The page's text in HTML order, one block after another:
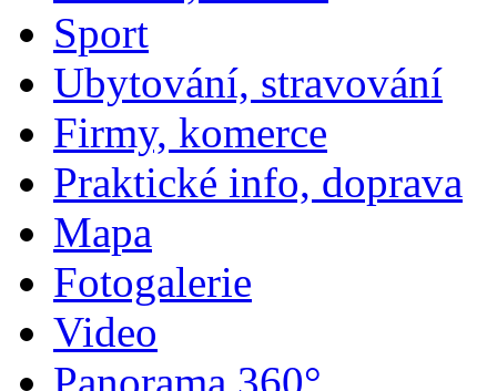
Sport
Ubytování, stravování
Firmy, komerce
Praktické info, doprava
Mapa
Fotogalerie
Video